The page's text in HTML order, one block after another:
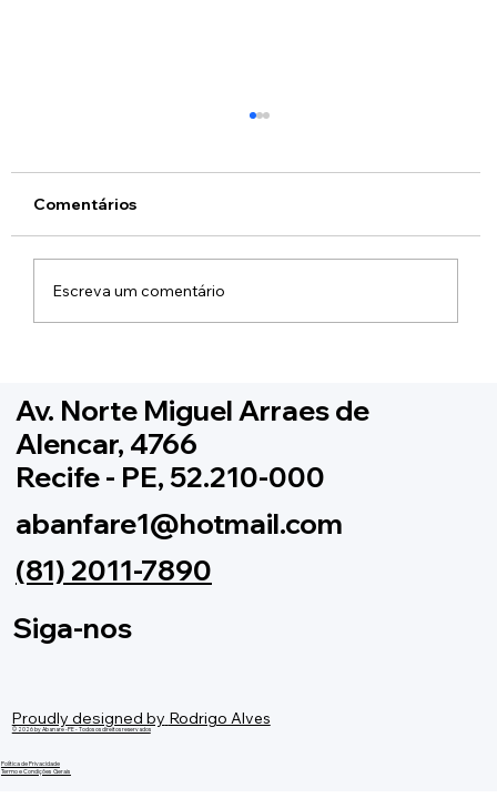
Reunião Ordinária
Comentários
Escreva um comentário
Av. Norte Miguel Arraes de
Alencar, 4766
Recife - PE, 52.210-000
abanfare1@hotmail.com
(81) 2011-7890
Siga-nos
Proudly designed by Rodrigo Alves
© 2026 by Abanare -PE - Todos os direitos reservados
Política de Privacidade
Termo e Condições Gerais